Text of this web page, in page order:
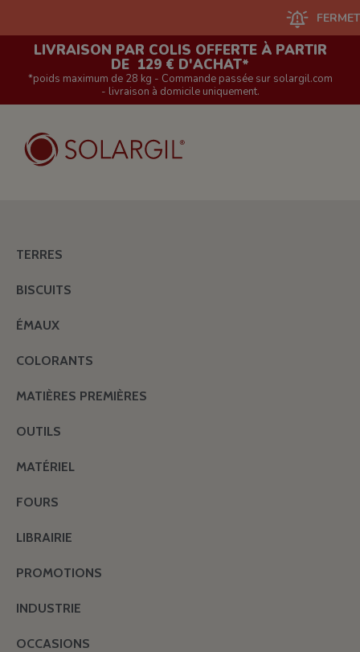
FERMETURE
LIVRAISON PAR COLIS OFFERTE À PARTIR
DE 129 € D'ACHAT*
*poids maximum de 28 kg - Commande passée sur solargil.com
- livraison à domicile uniquement.
TERRES
BISCUITS
ÉMAUX
COLORANTS
MATIÈRES PREMIÈRES
OUTILS
MATÉRIEL
FOURS
LIBRAIRIE
PROMOTIONS
INDUSTRIE
OCCASIONS